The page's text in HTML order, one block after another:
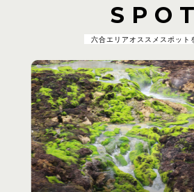
SPOT
六合エリアオススメスポット